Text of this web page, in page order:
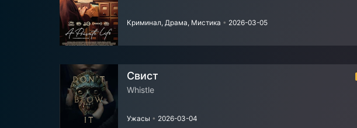
Криминал, Драма, Мистика • 2026-03-05
Свист
Whistle
Ужасы • 2026-03-04